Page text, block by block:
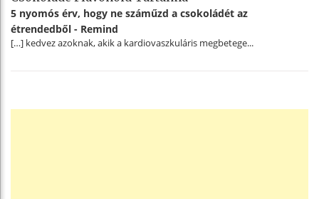
5 nyomós érv, hogy ne száműzd a csokoládét az
étrendedből - Remind
[…] kedvez azoknak, akik a kardiovaszkuláris megbetege...